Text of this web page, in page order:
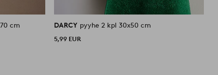
50x70 cm DARCY pyyhe 2 kpl 30x50 cm
5,99 EUR